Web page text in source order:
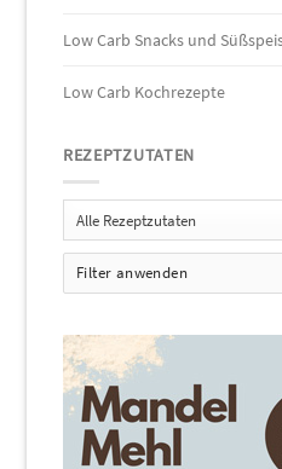
Low Carb Snacks und
Low Carb Kochrezepte
REZEPTZUTATEN
Alle Rezeptzutaten
Filter anwenden